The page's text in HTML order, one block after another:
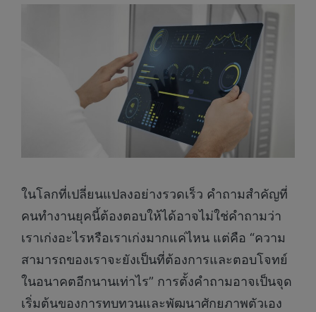
ในโลกที่เปลี่ยนแปลงอย่างรวดเร็ว คำถามสำคัญที่
คนทำงานยุคนี้ต้องตอบให้ได้อาจไม่ใช่คำถามว่า
เราเก่งอะไรหรือเราเก่งมากแค่ไหน แต่คือ “ความ
สามารถของเราจะยังเป็นที่ต้องการและตอบโจทย์
ในอนาคตอีกนานเท่าไร” การตั้งคำถามอาจเป็นจุด
เริ่มต้นของการทบทวนและพัฒนาศักยภาพตัวเอง